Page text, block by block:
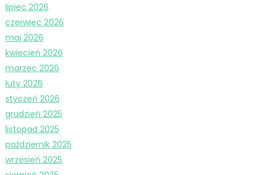
lipiec 2026
czerwiec 2026
maj 2026
kwiecień 2026
marzec 2026
luty 2026
styczeń 2026
grudzień 2025
listopad 2025
październik 2025
wrzesień 2025